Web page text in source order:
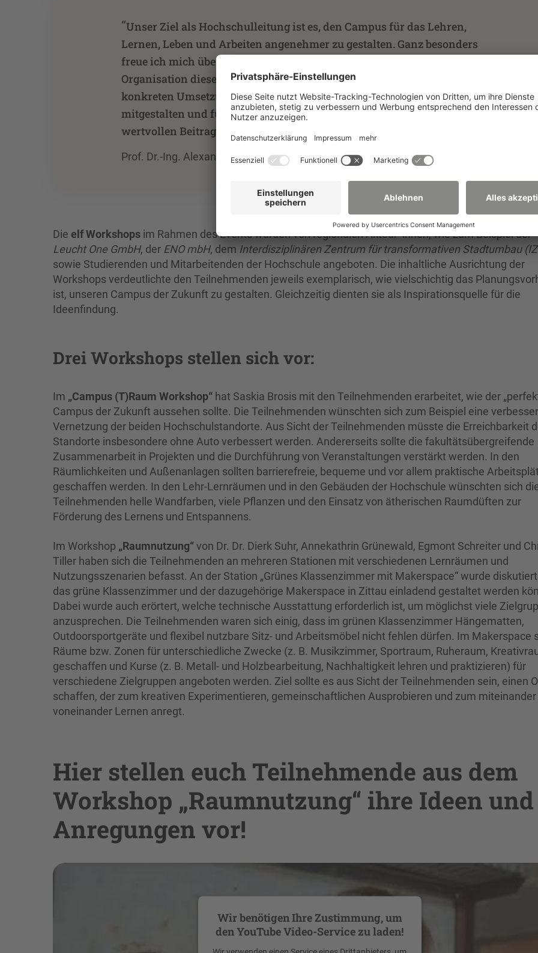
“Unser Ziel als Hochschulleitung ist es, den Campus für das Lehren,
Lernen, Leben und Arbeiten angenehmer zu gestalten. Ganz besonders
freue ich mich über das Engagement unserer Studierenden, die mit der
Organisation dieser Veranstaltung und ihren zahlreichen Ideen und
konkreten Umsetzungsvorschlägen die Zukunft ihrer Hochschule aktiv
mitgestalten und für das strategische Hochschulprojekt ZukLOS einen
wertvollen Beitrag leisten.
Prof. Dr.-Ing. Alexander Kratzsch, Rektor der Hochschule Zittau/Görlitz
Die elf Workshops im Rahmen des Events wurden von regionalen Akteur*innen, wie zum Beispiel der
Leucht One GmbH, der ENO mbH, dem Interdisziplinären Zentrum für transformativen Stadtumbau
sowie Studierenden und Mitarbeitenden der Hochschule angeboten. Die inhaltliche Ausrichtung der
Workshops verdeutlichte den Teilnehmenden jeweils exemplarisch, wie vielschichtig das
ist, unseren Campus der Zukunft zu gestalten. Gleichzeitig dienten sie als Inspirationsquelle für die
Ideenfindung.
Drei Workshops stellen sich vor:
Im „Campus (T)Raum Workshop“ hat Saskia Brosis mit den Teilnehmenden erarbeitet, wie der
Campus der Zukunft aussehen sollte. Die Teilnehmenden wünschten sich zum Beispiel eine
Vernetzung der beiden Hochschulstandorte. Aus Sicht der Teilnehmenden müsste die Erreichbarkeit
Standorte insbesondere ohne Auto verbessert werden. Andererseits sollte die fakultätsübergreifende
Zusammenarbeit in Projekten und die Durchführung von Veranstaltungen verstärkt werden. In den
Räumlichkeiten und Außenanlagen sollten barrierefreie, bequeme und vor allem praktische
geschaffen werden. In den Lehr-Lernräumen und in den Gebäuden der Hochschule wünschten sich
Teilnehmenden helle Wandfarben, viele Pflanzen und den Einsatz von ätherischen Raumdüften zur
Förderung des Lernens und Entspannens.
Im Workshop „Raumnutzung“von Dr. Dr. Dierk Suhr, Annekathrin Grünewald, Egmont Schreiter und
Tiller haben sich die Teilnehmenden an mehreren Stationen mit verschiedenen Lernräumen und
Nutzungsszenarien befasst. An der Station „Grünes Klassenzimmer mit Makerspace“ wurde
das grüne Klassenzimmer und der dazugehörige Makerspace in Zittau einladend gestaltet werden
Dabei wurde auch erörtert, welche technische Ausstattung erforderlich ist, um möglichst viele
anzusprechen. Die Teilnehmenden waren sich einig, dass im grünen Klassenzimmer Hängematten,
Outdoorsportgeräte und flexibel nutzbare Sitz- und Arbeitsmöbel nicht fehlen dürfen. Im Makerspace
Räume bzw. Zonen für unterschiedliche Zwecke (z. B. Musikzimmer, Sportraum, Ruheraum,
geschaffen und Kurse (z. B. Metall- und Holzbearbeitung, Nachhaltigkeit lehren und praktizieren) für
verschiedene Zielgruppen angeboten werden. Ziel sollte es aus Sicht der Teilnehmenden sein, einen
schaffen, der zum kreativen Experimentieren, gemeinschaftlichen Ausprobieren und zum
voneinander Lernen anregt.
Hier stellen euch Teilnehmende aus dem
Workshop „Raumnutzung“ ihre Ideen und
Anregungen vor!
Wir benötigen Ihre Zustimmung, um
den YouTube Video-Service zu laden!